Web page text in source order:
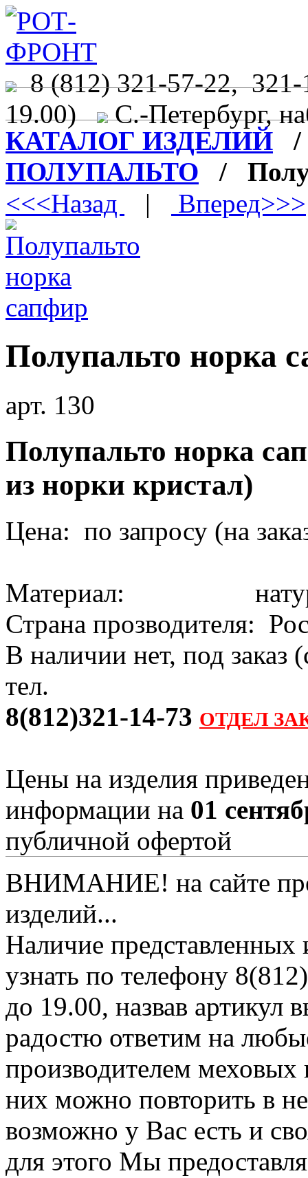
8 (812) 321-57-22,
19.00) С.-Петербург,
КАТАЛОГ ИЗДЕЛИЙ
ПОЛУПАЛЬТО /
<<<Назад
| Вперед>>>
Полупальто норка
арт. 130
Полупальто норка
из норки кристал)
Цена: по запросу (на
Материал:
Страна прозводителя:
В наличии нет, под заказ
тел.
8(812)321-14-73 ОТДЕЛ
Цены на изделия
информации на 01
публичной офертой
ВНИМАНИЕ! на сайте
изделий...
Наличие
узнать по телефону
до 19.00, назвав
радостю ответим на
производителем
них можно повторить в
возможно у Вас есть и
для этого Мы